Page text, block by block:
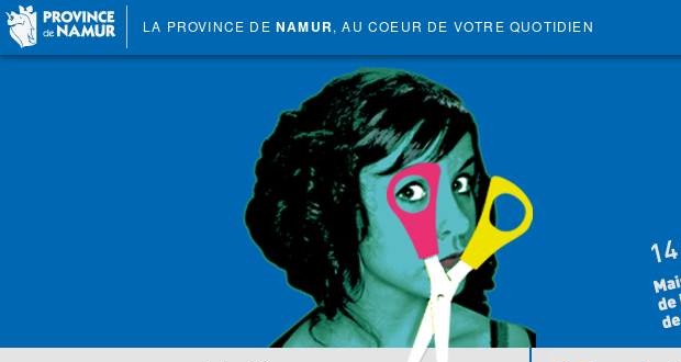
LA PROVINCE DE NAMUR, AU COEUR DE VOTRE QUOTIDIEN